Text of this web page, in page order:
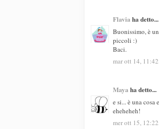
Flavia ha detto...
Buonissimo, è
piccoli :)
Baci.
mar ott 14,
Maya ha detto...
e si... è una
eheheheh!
mer ott 15,